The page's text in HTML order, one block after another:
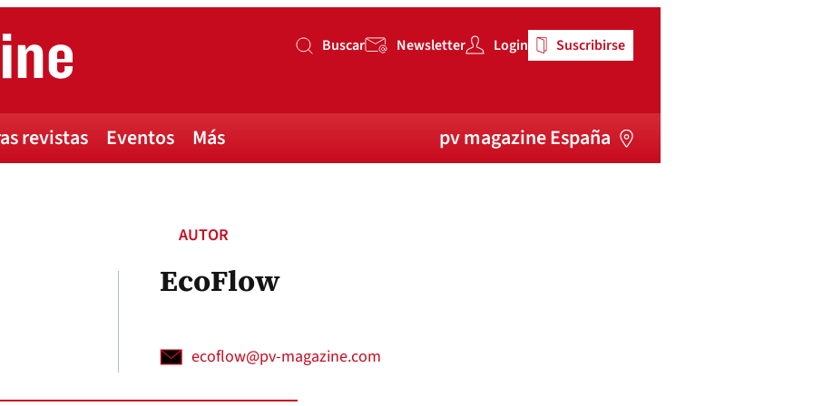
Buscar
Buscar Newsletter Login Suscribirse
revistas Eventos Más pv magazine España
AUTOR
EcoFlow
ecoflow@pv-magazine.com